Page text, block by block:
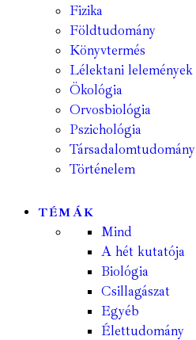
Fizika
Földtudomány
Könyvtermés
Lélektani lelemények
Ökológia
Orvosbiológia
Pszichológia
Társadalomtudomány
Történelem
TÉMÁK
Mind
A hét kutatója
Biológia
Csillagászat
Egyéb
Élettudomány